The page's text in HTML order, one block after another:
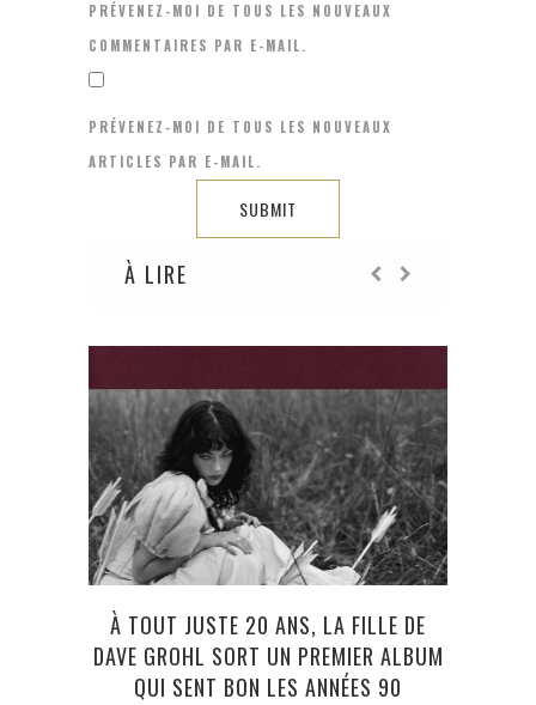
PRÉVENEZ-MOI DE TOUS LES NOUVEAUX
COMMENTAIRES PAR E-MAIL.
PRÉVENEZ-MOI DE TOUS LES NOUVEAUX
ARTICLES PAR E-MAIL.
À LIRE
À TOUT JUSTE 20 ANS, LA FILLE DE
DAVE GROHL SORT UN PREMIER ALBUM
QUI SENT BON LES ANNÉES 90